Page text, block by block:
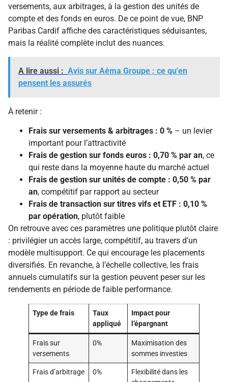
versements, aux arbitrages, à la gestion des unités de
compte et des fonds en euros. De ce point de vue, BNP
Paribas Cardif affiche des caractéristiques séduisantes,
mais la réalité complète inclut des nuances.
A lire aussi : Avis sur Aéma Groupe : ce qu'en
pensent les assurés
À retenir :
Frais sur versements & arbitrages : 0 % – un levier
important pour l’attractivité
Frais de gestion sur fonds euros : 0,70 % par an, ce
qui reste dans la moyenne haute du marché actuel
Frais de gestion sur unités de compte : 0,50 % par
an, compétitif par rapport au secteur
Frais de transaction sur titres vifs et ETF : 0,10 %
par opération, plutôt faible
On retrouve avec ces paramètres une politique plutôt claire
: privilégier un accès large, compétitif, au travers d’un
modèle multisupport. Ce qui encourage les placements
diversifiés. En revanche, à l’échelle collective, les frais
annuels cumulatifs sur la gestion peuvent peser sur les
rendements en période de faible performance.
Type de frais
Taux
appliqué
Impact pour
l’épargnant
Frais sur
versements
0%
Maximisation des
sommes investies
Frais d’arbitrage 0%
Flexibilité dans les